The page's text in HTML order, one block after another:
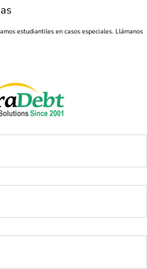
estudiantiles en casos especiales. Llámanos